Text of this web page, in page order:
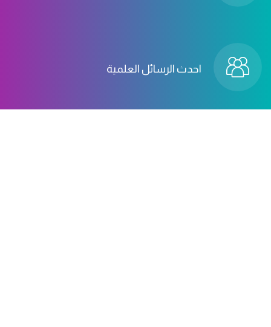
احدث الرسائل العلمية